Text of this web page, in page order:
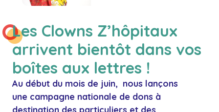
Les Clowns Z’hôpitaux
arrivent bientôt dans vos
boîtes aux lettres !
Au début du mois de juin, nous lançons
une campagne nationale de dons à
destination des particuliers et des